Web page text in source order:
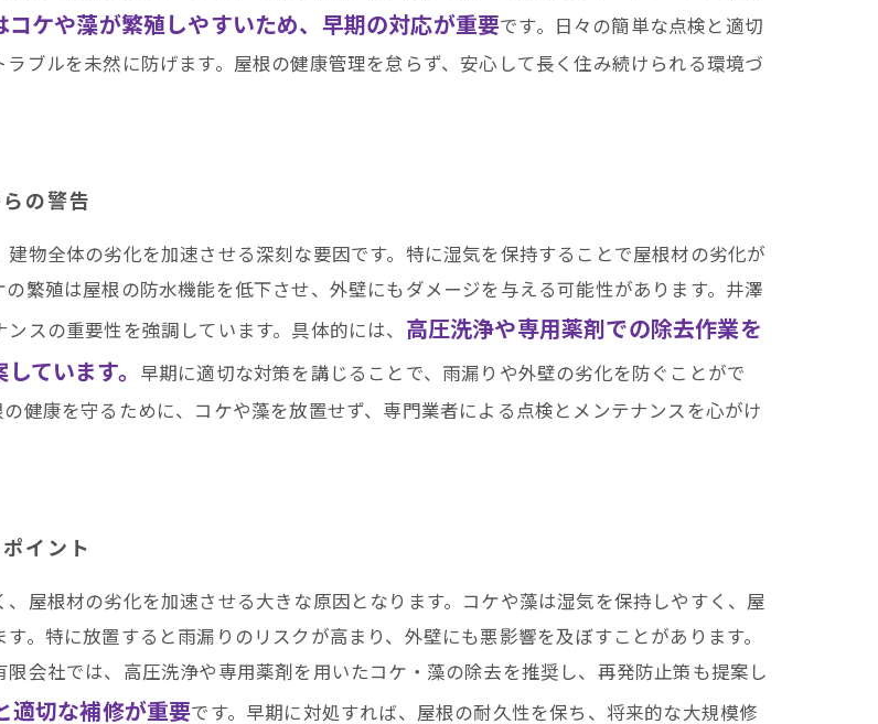
ケや藻が繁殖しやすいため、早期の対応が重要です。日々の簡単な点検と適切
ブルを未然に防げます。屋根の健康管理を怠らず、安心して長く住み続けられる環境づ
の警告
物全体の劣化を加速させる深刻な要因です。特に湿気を保持することで屋根材の劣化が
繁殖は屋根の防水機能を低下させ、外壁にもダメージを与える可能性があります。井澤
スの重要性を強調しています。具体的には、 高圧洗浄や専用薬剤での除去作業を
ています。 早期に適切な対策を講じることで、雨漏りや外壁の劣化を防ぐことがで
健康を守るために、コケや藻を放置せず、専門業者による点検とメンテナンスを心がけ
イント
屋根材の劣化を加速させる大きな原因となります。コケや藻は湿気を保持しやすく、屋
。特に放置すると雨漏りのリスクが高まり、外壁にも悪影響を及ぼすことがあります。
会社では、高圧洗浄や専用薬剤を用いたコケ・藻の除去を推奨し、再発防止策も提案し
適切な補修が重要です。早期に対処すれば、屋根の耐久性を保ち、将来的な大規模修